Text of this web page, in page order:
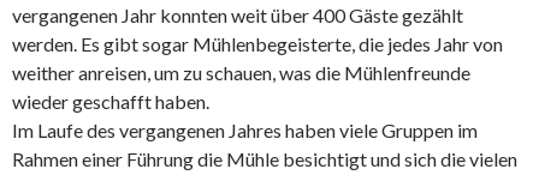
vergangenen Jahr konnten weit über 400 Gäste gezählt
werden. Es gibt sogar Mühlenbegeisterte, die jedes Jahr von
weither anreisen, um zu schauen, was die Mühlenfreunde
wieder geschafft haben.
Im Laufe des vergangenen Jahres haben viele Gruppen im
Rahmen einer Führung die Mühle besichtigt und sich die vielen